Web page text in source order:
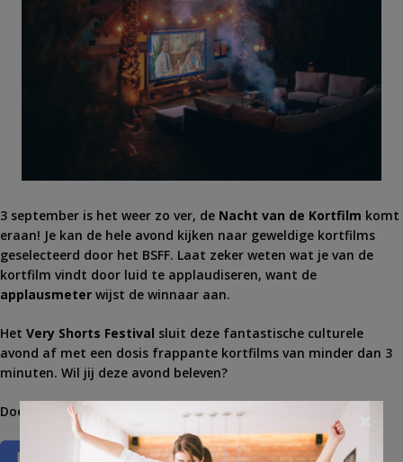
3 september is het weer zo ver, de Nacht van de Kortfilm komt
eraan! Je kan de hele avond kijken naar geweldige kortfilms
geselecteerd door het BSFF. Laat zeker weten wat je van de
kortfilm vindt door luid te applaudiseren, want de
applausmeter wijst de winnaar aan.
Het Very Shorts Festival sluit deze fantastische culturele
avond af met een dosis frappante kortfilms van minder dan 3
minuten. Wil jij deze avond beleven?
Doe snel mee met de wedstrijdvraag en win!